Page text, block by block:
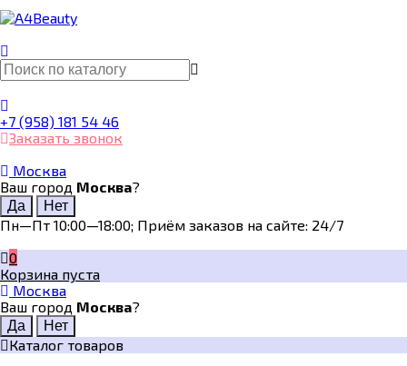
+7 (958) 181 54 46
Заказать звонок
Москва
Ваш город Москва?
Пн—Пт 10:00—18:00; Приём заказов на сайте: 24/7
0
Корзина пуста
Москва
Ваш город Москва?
Каталог товаров